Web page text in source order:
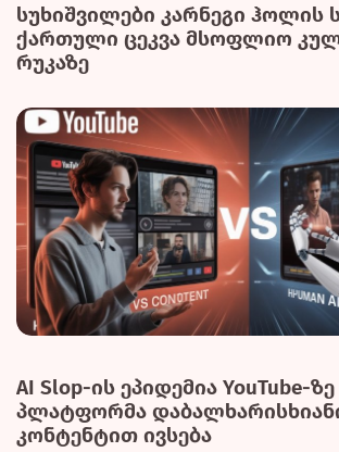
სუხიშვილები კარნეგი ჰოლის
ქართული ცეკვა მსოფლიო
რუკაზე
AI Slop-ის ეპიდემია YouTube-
პლატფორმა
კონტენტით ივსება